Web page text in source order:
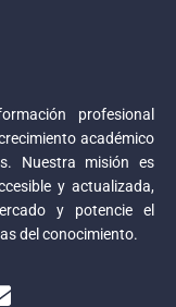
profesional
académico
Nuestra misión es
y actualizada,
y potencie el
del conocimiento.